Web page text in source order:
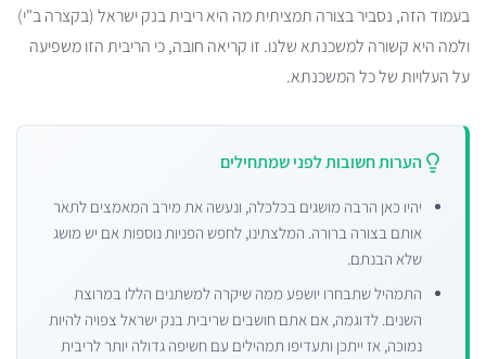
בעמוד הזה, נסביר בצורה תמציתית מה היא ריבית בנק ישראל (בקצרה ב"י)
ולמה היא קשורה למשכנתא שלנו. זו קריאה חובה, כי הריבית הזו משפיעה
על העלויות של כל המשכנתא.
הערות חשובות לפני שמתחילים
יהיו כאן הרבה מושגים בכלכלה, ונעשה את מירב המאמצים לתאר
אותם בצורה ברורה. המלצתינו, לחפש הפניות נוספות אם יש מושג
שלא הבנתם.
התמהיל שתבחרו יושפע ממה שיקרה למשתנים הללו במרוצת
השנים. לדוגמה, אם אתם חושבים שריבית בנק ישראל צפויה להיות
נמוכה, אז ייתכן ותעדיפו תמהילים עם חשיפה גדולה יותר לריבית